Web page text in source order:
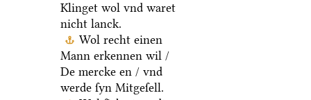
Klinget wol vnd waret
nicht lanck.
Wol recht einen
Mann erkennen wil /
De mercke en / vnd
werde ſyn Mitgeſell.